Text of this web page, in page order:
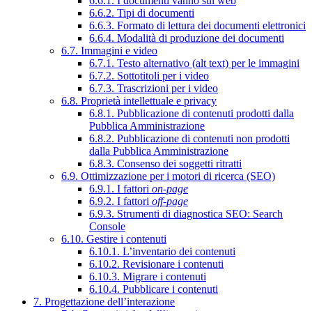
6.6.2. Tipi di documenti
6.6.3. Formato di lettura dei documenti elettronici
6.6.4. Modalità di produzione dei documenti
6.7. Immagini e video
6.7.1. Testo alternativo (alt text) per le immagini
6.7.2. Sottotitoli per i video
6.7.3. Trascrizioni per i video
6.8. Proprietà intellettuale e privacy
6.8.1. Pubblicazione di contenuti prodotti dalla
Pubblica Amministrazione
6.8.2. Pubblicazione di contenuti non prodotti
dalla Pubblica Amministrazione
6.8.3. Consenso dei soggetti ritratti
6.9. Ottimizzazione per i motori di ricerca (SEO)
6.9.1. I fattori on-page
6.9.2. I fattori off-page
6.9.3. Strumenti di diagnostica SEO: Search
Console
6.10. Gestire i contenuti
6.10.1. L’inventario dei contenuti
6.10.2. Revisionare i contenuti
6.10.3. Migrare i contenuti
6.10.4. Pubblicare i contenuti
7. Progettazione dell’interazione